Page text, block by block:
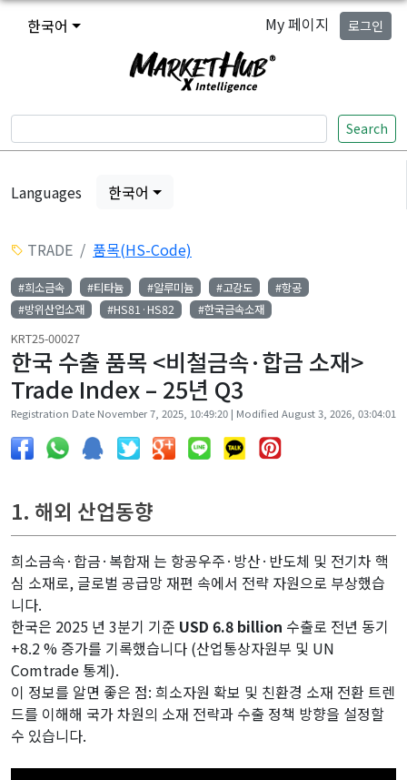
한국어 My 페이지 로그인
Search
Languages 한국어
TRADE 품목(HS-Code)
#희소금속 #티타늄 #알루미늄 #고강도
#항공
#방위산업소재
#HS81·HS82 #한국금속소재
KRT25-00027
한국 수출 품목 <비철금속·합금 소재>
Trade Index – 25년 Q3
Registration Date November 7, 2025, 10:49:20 | Modified August 3, 2026, 03:04:01
1. 해외 산업동향
희소금속·합금·복합재 는 항공우주·방산·반도체 및 전기차 핵
심 소재로, 글로벌 공급망 재편 속에서 전략 자원으로 부상했습
니다.
한국은 2025 년 3분기 기준 USD 6.8 billion 수출로 전년 동기
+8.2 % 증가를 기록했습니다 (산업통상자원부 및 UN
Comtrade 통계).
이 정보를 알면 좋은 점: 희소자원 확보 및 친환경 소재 전환 트렌
드를 이해해 국가 차원의 소재 전략과 수출 정책 방향을 설정할
수 있습니다.